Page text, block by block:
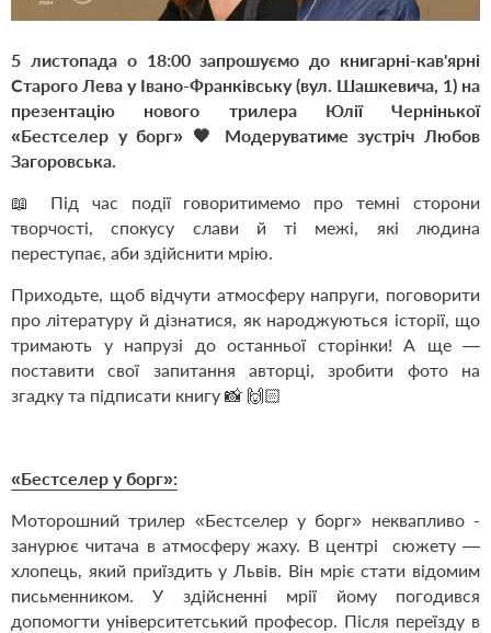
5 листопада о 18:00 запрошуємо до книгарні-кав'ярні
Старого Лева у Івано-Франківську (вул. Шашкевича, 1) на
презентацію нового трилера Юлії Чернінької
«Бестселер у борг» 🖤 Модеруватиме зустріч Любов
Загоровська.
📖 Під час події говоритимемо про темні сторони
творчості, спокусу слави й ті межі, які людина
переступає, аби здійснити мрію.
Приходьте, щоб відчути атмосферу напруги, поговорити
про літературу й дізнатися, як народжуються історії, що
тримають у напрузі до останньої сторінки! А ще —
поставити свої запитання авторці, зробити фото на
згадку та підписати книгу 📸 🙌🏻
«Бестселер у борг»:
Моторошний трилер «Бестселер у борг» неквапливо ­
зану­рює читача в атмосферу жаху. В центрі сюжету —
хлопець, який приїздить у Львів. Він мріє стати відомим
письменником. У здій­сненні мрії йому погодився
допомогти університетський професор. Після переїзду в